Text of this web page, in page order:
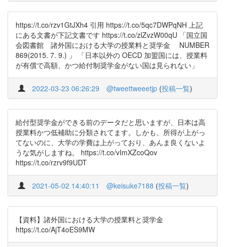
https://t.co/rzv1GtJXh4 引用 https://t.co/5qc7DWPqNH 上記
にある文書が下記文書です https://t.co/zlZvzW00qU 「国立国
会図書館 諸外国における大学の授業料と奨学金 NUMBER
869(2015. 7. 9.) 」 「日本以外の OECD 加盟国には、授業料
が有償で高額、かつ給付制奨学金がない国は見られない」
2022-03-23 06:26:29 @tweettweeetjp (投稿一覧)
給付型奨学金ができる前のデータだと思いますが、日本は高
授業料かつ低補助に分類されてます。しかも、所得が上がっ
てないのに、大学の学費は上がっており、あんま良くないよ
うな気がしますね。 https://t.co/vImXZcoQov
https://t.co/rzrv9f9UDT
2021-05-02 14:40:11 @keisuke7188 (投稿一覧)
【資料】諸外国における大学の授業料と奨学金
https://t.co/AjT4oES9MW